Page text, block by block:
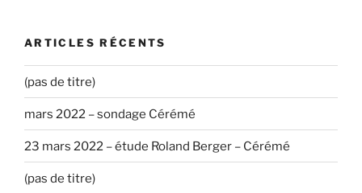
ARTICLES RÉCENTS
(pas de titre)
mars 2022 – sondage Cérémé
23 mars 2022 – étude Roland Berger – Cérémé
(pas de titre)